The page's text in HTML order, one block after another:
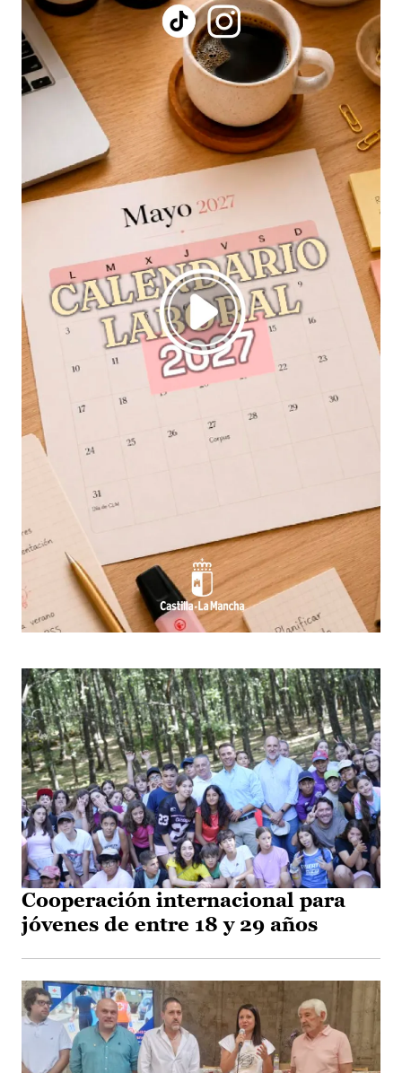
Cooperación internacional para
jóvenes de entre 18 y 29 años